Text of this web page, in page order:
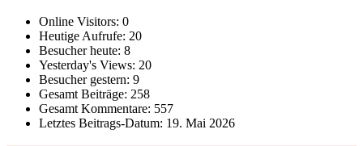
Online Visitors: 0
Heutige Aufrufe: 20
Besucher heute: 8
Yesterday's Views: 20
Besucher gestern: 9
Gesamt Beiträge: 258
Gesamt Kommentare: 557
Letztes Beitrags-Datum: 19. Mai 2026